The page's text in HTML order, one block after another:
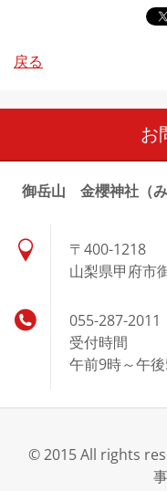
戻る
お
御岳山 金櫻神社（
〒400-1218
山梨県甲府市
055-287-2011
受付時間
午前9時～午
© 2015 All rights